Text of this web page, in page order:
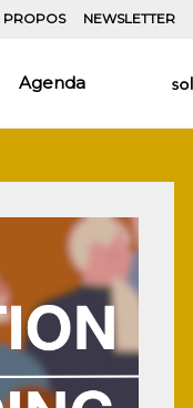
PROPOS NEWSLETTER
Agenda